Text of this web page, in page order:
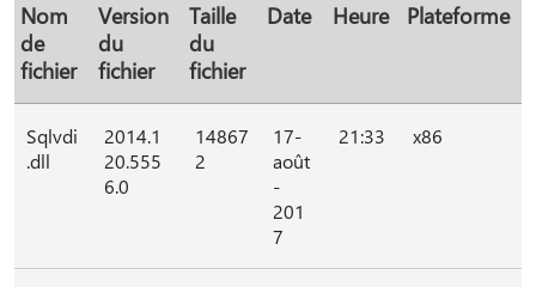
Nom
de
fichier
Version
du
fichier
Taille
du
fichier
Date Heure Plateforme
Sqlvdi
.dll
2014.1
20.555
6.0
14867
2
17-
août
-
201
7
21:33 x86